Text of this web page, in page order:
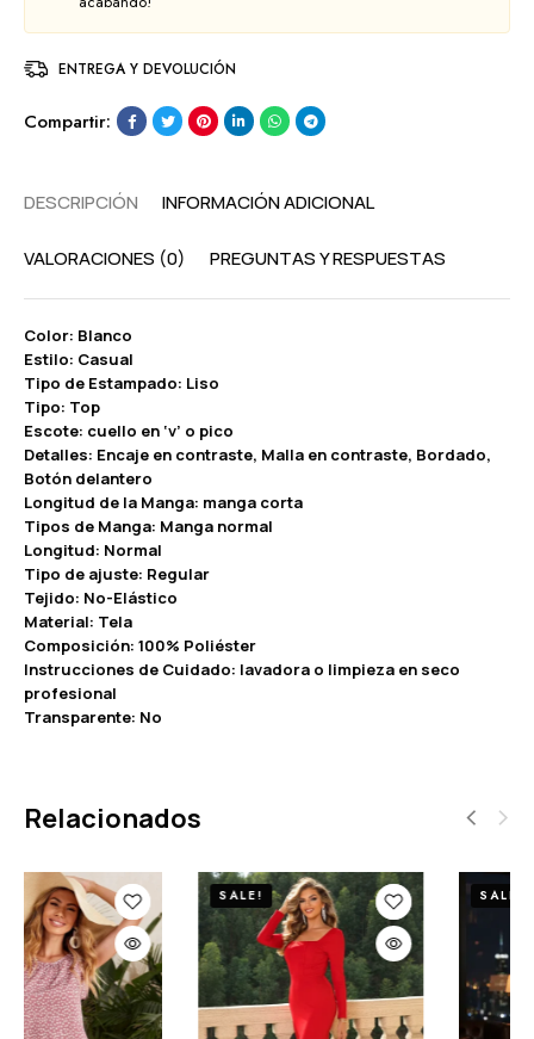
ENTREGA Y DEVOLUCIÓN
Compartir:
DESCRIPCIÓN INFORMACIÓN ADICIONAL
VALORACIONES (0) PREGUNTAS Y RESPUESTAS
Color: Blanco
Estilo: Casual
Tipo de Estampado: Liso
Tipo: Top
Escote: cuello en ‘v’ o pico
Detalles: Encaje en contraste, Malla en contraste, Bordado,
Botón delantero
Longitud de la Manga: manga corta
Tipos de Manga: Manga normal
Longitud: Normal
Tipo de ajuste: Regular
Tejido: No-Elástico
Material: Tela
Composición: 100% Poliéster
Instrucciones de Cuidado: lavadora o limpieza en seco
profesional
Transparente: No
Relacionados
SALE! SALE!